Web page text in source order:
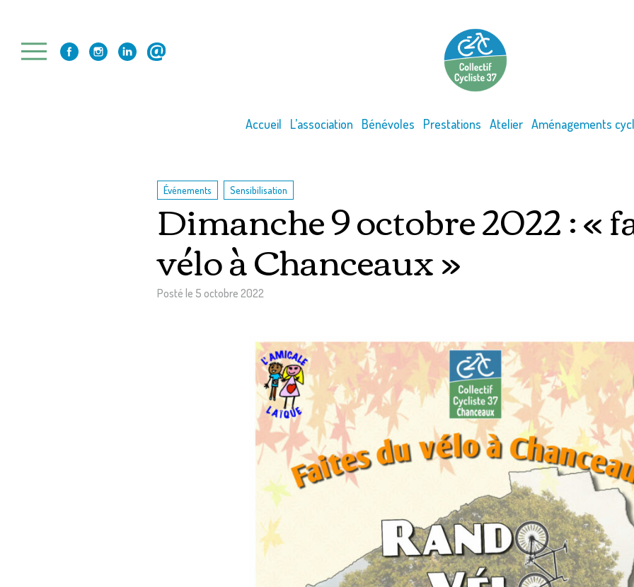
content
Accueil L’association Bénévoles Prestations Atelier Aménagements
Événements Sensibilisation
Dimanche 9 octobre 2022 : «
vélo à Chanceaux »
Posté le 5 octobre 2022